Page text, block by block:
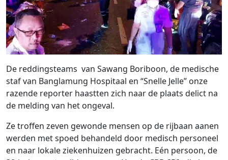
De reddingsteams van Sawang Boriboon, de medische
staf van Banglamung Hospitaal en “Snelle Jelle” onze
razende reporter haastten zich naar de plaats delict na
de melding van het ongeval.
Ze troffen zeven gewonde mensen op de rijbaan aanen
werden met spoed behandeld door medisch personeel
en naar lokale ziekenhuizen gebracht. Eén persoon, de